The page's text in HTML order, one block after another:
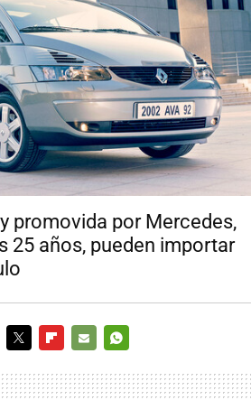
promovida por Mercedes,
25 años, pueden importar
MAIL